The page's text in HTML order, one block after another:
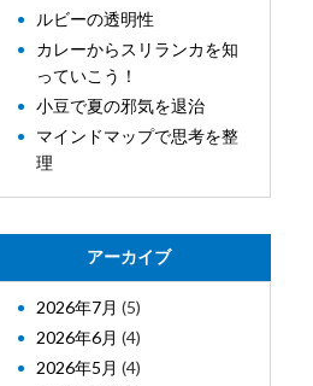
ルビーの透明性
カレーからスリランカを知
っていこう！
小豆で夏の邪気を退治
マインドマップで思考を整
理
アーカイブ
2026年7月 (5)
2026年6月 (4)
2026年5月 (4)